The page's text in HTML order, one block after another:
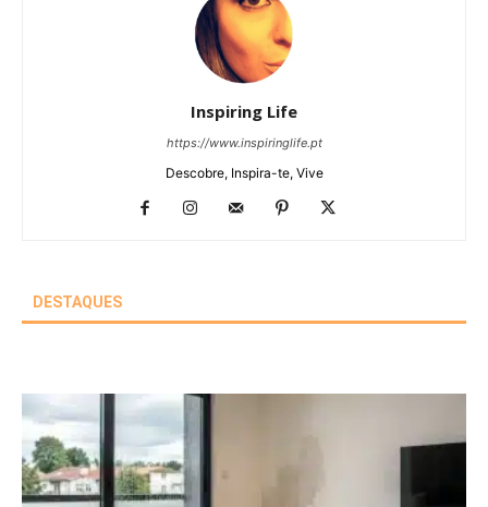
Inspiring Life
https://www.inspiringlife.pt
Descobre, Inspira-te, Vive
DESTAQUES